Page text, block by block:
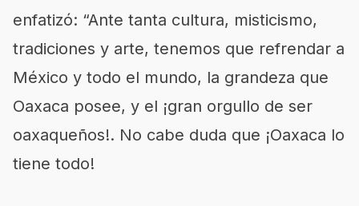
enfatizó: “Ante tanta cultura, misticismo,
tradiciones y arte, tenemos que refrendar a
México y todo el mundo, la grandeza que
Oaxaca posee, y el ¡gran orgullo de ser
oaxaqueños!. No cabe duda que ¡Oaxaca lo
tiene todo!